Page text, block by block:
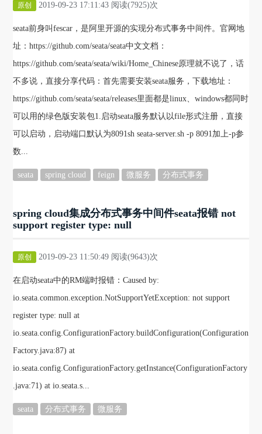
原创 2019-09-23 17:11:43 阅读(7925)次
seata前身叫fescar，是阿里开源的实现分布式事务中间件。官网地
址：https://github.com/seata/seata中文文档：
https://github.com/seata/seata/wiki/Home_Chinese原理就不说了，话
不多说，直接分享代码：首先需要安装seata服务，下载地址：
https://github.com/seata/seata/releases里面都是linux、windows都同时
可以用的绿色版安装包1.启动seata服务默认以file形式注册，直接
可以启动，启动端口默认为8091sh seata-server.sh -p 8091加上-p参
数...
seata spring cloud feign 微服务 分布式事务
spring cloud集成分布式事务中间件seata报错 not
support register type: null
原创 2019-09-23 11:50:49 阅读(9643)次
在启动seata中的RM端时报错：Caused by:
io.seata.common.exception.NotSupportYetException: not support
register type: null at
io.seata.config.ConfigurationFactory.buildConfiguration(Configuration
Factory.java:87) at
io.seata.config.ConfigurationFactory.getInstance(ConfigurationFactory
.java:71) at io.seata.s...
seata 分布式事务 微服务